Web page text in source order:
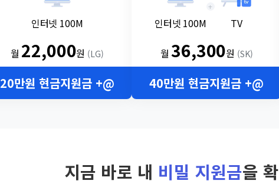
인터넷 100M
월 22,000원 (LG)
20만원 현금지원금 +@
인터넷 100M
+
TV
월36,300원 (SK)
40만원 현금지원금 +@
지금 바로 내 비밀 지원금을